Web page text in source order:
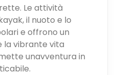
Le attività
il nuoto e lo
e offrono un
la vibrante vita
unavventura in